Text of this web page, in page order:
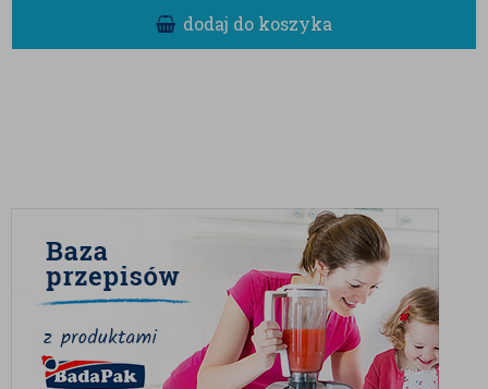
z jakością. Biała czekolada użyta do produkcji
ochotę na słodycze, ale również dostarcza naturalnej
przyjemności płynącej z wysokiej jakości składników.
Te fioletowe kuleczki to idealny sposób na chwilę
relaksu, ale ich potencjał jest znacznie większy.
Doskonale sprawdzą się jako:
Ekskluzywny upominek:Niezwykły
dodaj do koszyka